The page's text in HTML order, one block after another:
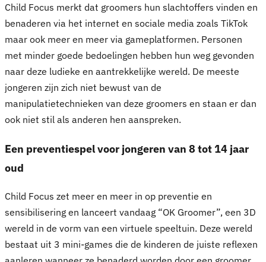
Child Focus merkt dat groomers hun slachtoffers vinden en
benaderen via het internet en sociale media zoals TikTok
maar ook meer en meer via gameplatformen. Personen
met minder goede bedoelingen hebben hun weg gevonden
naar deze ludieke en aantrekkelijke wereld. De meeste
jongeren zijn zich niet bewust van de
manipulatietechnieken van deze groomers en staan er dan
ook niet stil als anderen hen aanspreken.
Een preventiespel voor jongeren van 8 tot 14 jaar
oud
Child Focus zet meer en meer in op preventie en
sensibilisering en lanceert vandaag “OK Groomer”, een 3D
wereld in de vorm van een virtuele speeltuin. Deze wereld
bestaat uit 3 mini-games die de kinderen de juiste reflexen